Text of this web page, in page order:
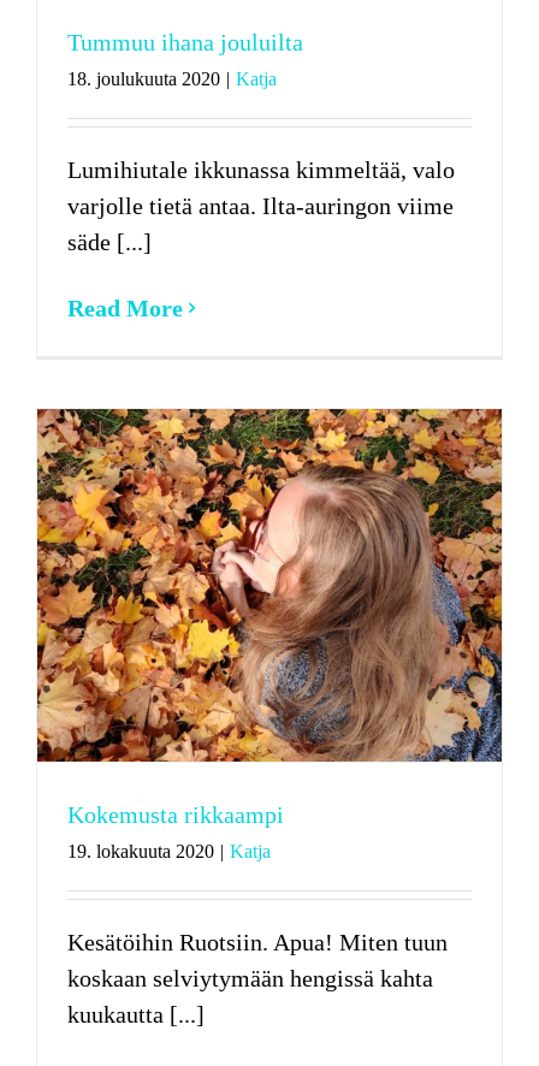
Tummuu ihana jouluilta
18. joulukuuta 2020 | Katja
Lumihiutale ikkunassa kimmeltää, valo
varjolle tietä antaa. Ilta-auringon viime
säde [...]
Read More
Kokemusta rikkaampi
19. lokakuuta 2020 Katja
Kesätöihin Ruotsiin. Apua! Miten tuun
koskaan selviytymään hengissä kahta
kuukautta [...]